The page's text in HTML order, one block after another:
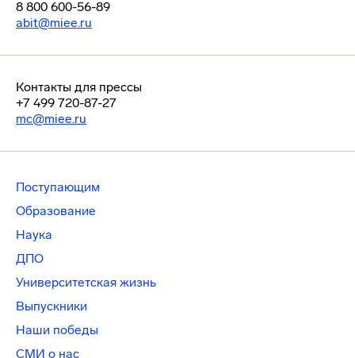
8 800 600-56-89
abit@miee.ru
Контакты для прессы
+7 499 720-87-27
mc@miee.ru
Поступающим
Образование
Наука
ДПО
Университетская жизнь
Выпускники
Наши победы
СМИ о нас